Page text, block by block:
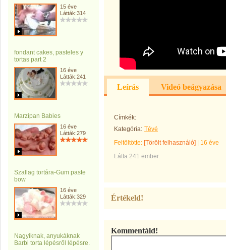
15 éve
Látták:314
fondant cakes, pasteles y
tortas part 2
16 éve
Látták:241
Marzipan Babies
16 éve
Látták:279
Szallag tortára-Gum paste
bow
16 éve
Látták:329
Nagyiknak, anyukáknak
Barbi torta lépésről lépésre.
Leírás Videó beágyazása
Címkék:
Kategória: Tévé
Feltöltötte: [Törölt felhasználó]
16 éve
Látta 241 ember.
Értékeld!
Kommentáld!